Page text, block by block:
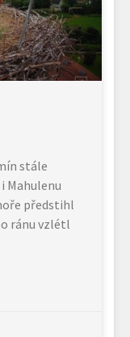
stále
Mahulenu
předstihl
ránu vzlétl